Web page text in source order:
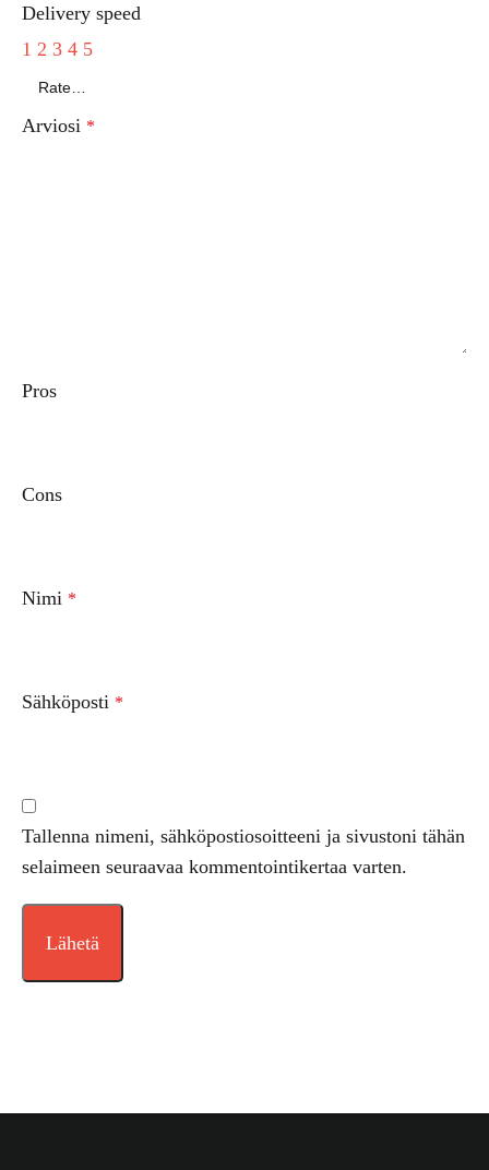
Delivery speed
1 2 3 4 5
Arviosi *
Pros
Cons
Nimi *
Sähköposti *
Tallenna nimeni, sähköpostiosoitteeni ja sivustoni tähän
selaimeen seuraavaa kommentointikertaa varten.